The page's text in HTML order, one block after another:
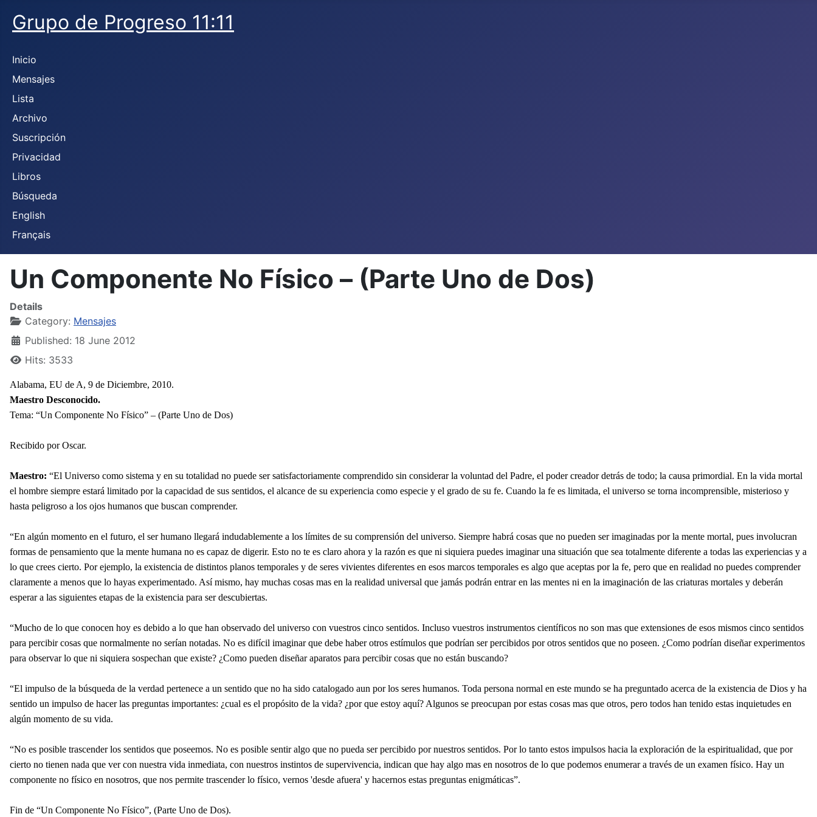
Grupo de Progreso 11:11
Inicio
Mensajes
Lista
Archivo
Suscripción
Privacidad
Libros
Búsqueda
English
Français
Un Componente No Físico – (Parte Uno de Dos)
Details
Category: Mensajes
Published: 18 June 2012
Hits: 3533
Alabama, EU de A, 9 de Diciembre, 2010.
Maestro Desconocido.
Tema: “Un Componente No Físico” – (Parte Uno de Dos)
Recibido por Oscar.
Maestro: “El Universo como sistema y en su totalidad no puede ser satisfactoriamente comprendido sin considerar la voluntad del Padre, el poder creador detrás de todo; la causa primordial. En la vida mortal
el hombre siempre estará limitado por la capacidad de sus sentidos, el alcance de su experiencia como especie y el grado de su fe. Cuando la fe es limitada, el universo se torna incomprensible, misterioso y
hasta peligroso a los ojos humanos que buscan comprender.
“En algún momento en el futuro, el ser humano llegará indudablemente a los límites de su comprensión del universo. Siempre habrá cosas que no pueden ser imaginadas por la mente mortal, pues involucran
formas de pensamiento que la mente humana no es capaz de digerir. Esto no te es claro ahora y la razón es que ni siquiera puedes imaginar una situación que sea totalmente diferente a todas las experiencias y a
lo que crees cierto. Por ejemplo, la existencia de distintos planos temporales y de seres vivientes diferentes en esos marcos temporales es algo que aceptas por la fe, pero que en realidad no puedes comprender
claramente a menos que lo hayas experimentado. Así mismo, hay muchas cosas mas en la realidad universal que jamás podrán entrar en las mentes ni en la imaginación de las criaturas mortales y deberán
esperar a las siguientes etapas de la existencia para ser descubiertas.
“Mucho de lo que conocen hoy es debido a lo que han observado del universo con vuestros cinco sentidos. Incluso vuestros instrumentos científicos no son mas que extensiones de esos mismos cinco sentidos
para percibir cosas que normalmente no serían notadas. No es difícil imaginar que debe haber otros estímulos que podrían ser percibidos por otros sentidos que no poseen. ¿Como podrían diseñar experimentos
para observar lo que ni siquiera sospechan que existe? ¿Como pueden diseñar aparatos para percibir cosas que no están buscando?
“El impulso de la búsqueda de la verdad pertenece a un sentido que no ha sido catalogado aun por los seres humanos. Toda persona normal en este mundo se ha preguntado acerca de la existencia de Dios y ha
sentido un impulso de hacer las preguntas importantes: ¿cual es el propósito de la vida? ¿por que estoy aquí? Algunos se preocupan por estas cosas mas que otros, pero todos han tenido estas inquietudes en
algún momento de su vida.
“No es posible trascender los sentidos que poseemos. No es posible sentir algo que no pueda ser percibido por nuestros sentidos. Por lo tanto estos impulsos hacia la exploración de la espiritualidad, que por
cierto no tienen nada que ver con nuestra vida inmediata, con nuestros instintos de supervivencia, indican que hay algo mas en nosotros de lo que podemos enumerar a través de un examen físico. Hay un
componente no físico en nosotros, que nos permite trascender lo físico, vernos 'desde afuera' y hacernos estas preguntas enigmáticas”.
Fin de “Un Componente No Físico”, (Parte Uno de Dos).